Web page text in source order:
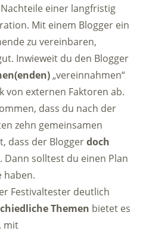
einer langfristig
Mit einem Blogger ein
zu vereinbaren,
Inwieweit du den Blogger
„vereinnahmen“
von externen Faktoren ab.
dass du nach der
zehn gemeinsamen
dass der Bloggerdoch
. Dann solltest du einen Plan
haben.
Festivaltester deutlich
Themen bietet es
mit